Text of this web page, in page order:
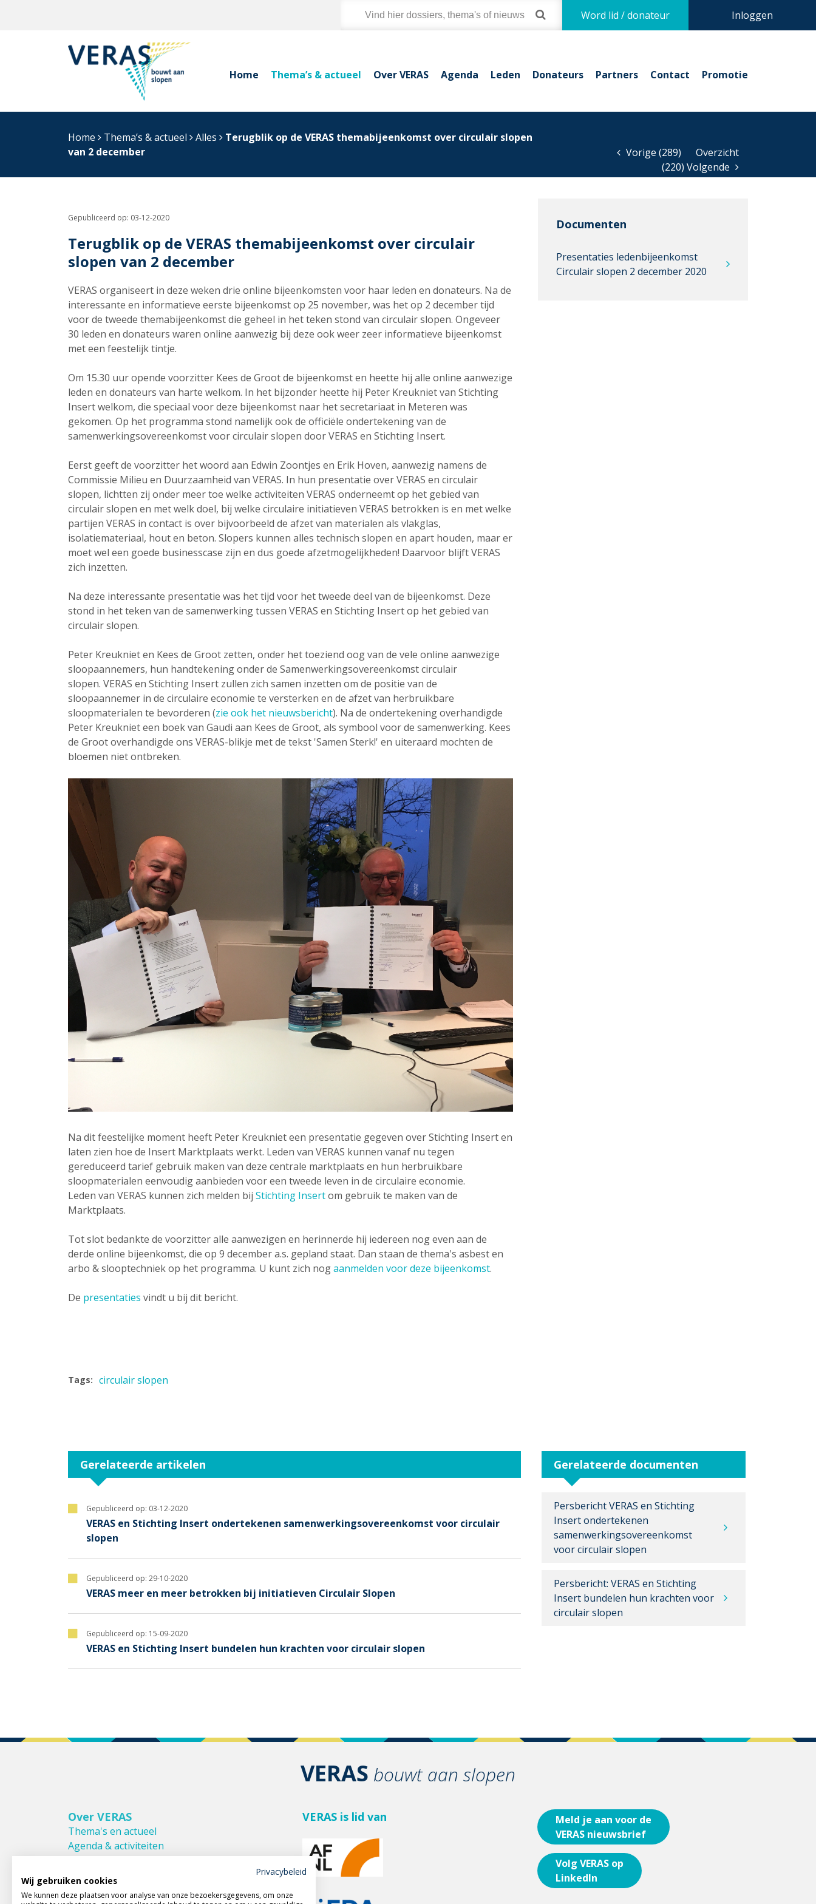
Inloggen
Word lid / donateur
Home Thema’s & actueel Over VERAS Agenda Leden Donateurs Partners Contact Promotie
Home Thema’s & actueel Alles
Terugblik op de VERAS themabijeenkomst over circulair slopen
van 2 december
Vorige (289)
Overzicht
(220) Volgende
Gepubliceerd op: 03-12-2020
Terugblik op de VERAS themabijeenkomst over circulair
slopen van 2 december
VERAS organiseert in deze weken drie online bijeenkomsten voor haar leden en donateurs. Na de
interessante en informatieve eerste bijeenkomst op 25 november, was het op 2 december tijd
voor de tweede themabijeenkomst die geheel in het teken stond van circulair slopen. Ongeveer
30 leden en donateurs waren online aanwezig bij deze ook weer zeer informatieve bijeenkomst
met een feestelijk tintje.
Om 15.30 uur opende voorzitter Kees de Groot de bijeenkomst en heette hij alle online aanwezige
leden en donateurs van harte welkom. In het bijzonder heette hij Peter Kreukniet van Stichting
Insert welkom, die speciaal voor deze bijeenkomst naar het secretariaat in Meteren was
gekomen. Op het programma stond namelijk ook de officiële ondertekening van de
samenwerkingsovereenkomst voor circulair slopen door VERAS en Stichting Insert.
Eerst geeft de voorzitter het woord aan Edwin Zoontjes en Erik Hoven, aanwezig namens de
Commissie Milieu en Duurzaamheid van VERAS. In hun presentatie over VERAS en circulair
slopen, lichtten zij onder meer toe welke activiteiten VERAS onderneemt op het gebied van
circulair slopen en met welk doel, bij welke circulaire initiatieven VERAS betrokken is en met welke
partijen VERAS in contact is over bijvoorbeeld de afzet van materialen als vlakglas,
isolatiemateriaal, hout en beton. Slopers kunnen alles technisch slopen en apart houden, maar er
moet wel een goede businesscase zijn en dus goede afzetmogelijkheden! Daarvoor blijft VERAS
zich inzetten.
Na deze interessante presentatie was het tijd voor het tweede deel van de bijeenkomst. Deze
stond in het teken van de samenwerking tussen VERAS en Stichting Insert op het gebied van
circulair slopen.
Peter Kreukniet en Kees de Groot zetten, onder het toeziend oog van de vele online aanwezige
sloopaannemers, hun handtekening onder de Samenwerkingsovereenkomst circulair
slopen. VERAS en Stichting Insert zullen zich samen inzetten om de positie van de
sloopaannemer in de circulaire economie te versterken en de afzet van herbruikbare
sloopmaterialen te bevorderen (zie ook het nieuwsbericht). Na de ondertekening overhandigde
Peter Kreukniet een boek van Gaudi aan Kees de Groot, als symbool voor de samenwerking. Kees
de Groot overhandigde ons VERAS-blikje met de tekst 'Samen Sterk!' en uiteraard mochten de
bloemen niet ontbreken.
Na dit feestelijke moment heeft Peter Kreukniet een presentatie gegeven over Stichting Insert en
laten zien hoe de Insert Marktplaats werkt. Leden van VERAS kunnen vanaf nu tegen
gereduceerd tarief gebruik maken van deze centrale marktplaats en hun herbruikbare
sloopmaterialen eenvoudig aanbieden voor een tweede leven in de circulaire economie.
Leden van VERAS kunnen zich melden bij Stichting Insertom gebruik te maken van de
Marktplaats.
Tot slot bedankte de voorzitter alle aanwezigen en herinnerde hij iedereen nog even aan de
derde online bijeenkomst, die op 9 december a.s. gepland staat. Dan staan de thema's asbest en
arbo & slooptechniek op het programma. U kunt zich nogaanmelden voor deze bijeenkomst.
De presentaties vindt u bij dit bericht.
Tags: circulair slopen
Documenten
Presentaties ledenbijeenkomst
Circulair slopen 2 december 2020
Gerelateerde artikelen
Gepubliceerd op: 03-12-2020
VERAS en Stichting Insert ondertekenen samenwerkingsovereenkomst voor circulair
slopen
Gepubliceerd op: 29-10-2020
VERAS meer en meer betrokken bij initiatieven Circulair Slopen
Gepubliceerd op: 15-09-2020
VERAS en Stichting Insert bundelen hun krachten voor circulair slopen
Gerelateerde documenten
Persbericht VERAS en Stichting
Insert ondertekenen
samenwerkingsovereenkomst
voor circulair slopen
Persbericht: VERAS en Stichting
Insert bundelen hun krachten voor
circulair slopen
VERAS bouwt aan slopen
Over VERAS
Thema's en actueel
Agenda & activiteiten
Bestuur & Commissies
Leden van VERAS
Donateurs van VERAS
VERAS is lid van
Meld je aan voor de
VERAS nieuwsbrief
Volg VERAS op
LinkedIn
Privacybeleid
Wij gebruiken cookies
We kunnen deze plaatsen voor analyse van onze bezoekersgegevens, om onze